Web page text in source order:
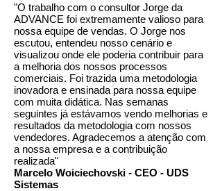
"O trabalho com o consultor Jorge da
ADVANCE foi extremamente valioso para
nossa equipe de vendas. O Jorge nos
escutou, entendeu nosso cenário e
visualizou onde ele poderia contribuir para
a melhoria dos nossos processos
comerciais. Foi trazida uma metodologia
inovadora e ensinada para nossa equipe
com muita didática. Nas semanas
seguintes já estávamos vendo melhorias e
resultados da metodologia com nossos
vendedores. Agradecemos a atenção com
a nossa empresa e a contribuição
realizada"
Marcelo Woiciechovski - CEO - UDS
Sistemas